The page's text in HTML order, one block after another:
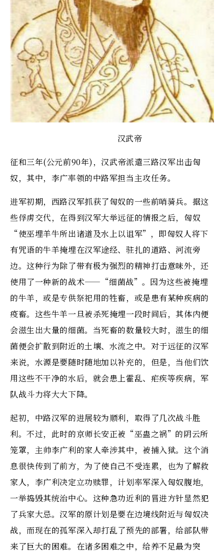
汉武帝
征和三年(公元前90年)，汉武帝派遣三路汉军出击匈
奴，其中，李广率领的中路军担当主攻任务。
进军初期，西路汉军抓获了匈奴的一些前哨骑兵。据这
些俘虏交代，在得到汉军大举远征的情报之后，匈奴
“使巫埋羊牛所出诸道及水上以诅军”，即匈奴人将下
有咒语的牛羊掩埋在汉军途经、驻扎的道路、河流旁
边。这种行为除了带有极为强烈的精神打击意味外，还
使用了一种新的战术——“细菌战”。因为这些被掩埋
的牛羊，或是专供祭祀用的牲畜，或是患有某种疾病的
疫畜。这些牛羊一旦被杀死掩埋一段时间后，其体内便
会滋生出大量的细菌。当死畜的数量较大时，滋生的细
菌便会扩散到附近的土壤、水流之中。对于远征的汉军
来说，水源是要随时随地加以补充的，但是，当他们饮
用这些不干净的水后，就会患上霍乱、疟疾等疾病，军
队战斗力将大大下降。
起初，中路汉军的进展较为顺利，取得了几次战斗胜
利。不过，此时的京师长安正被“巫蛊之祸”的阴云所
笼罩，主帅李广利的家人牵涉其中，被捕入狱。这个消
息很快传到了前方，为了使自己不受连累，也为了解救
家人，李广利决定立功赎罪，计划率军深入匈奴腹地，
一举捣毁其统治中心。这种急功近利的冒进方针显然犯
了兵家大忌。汉军的原计划是要在边境线附近与匈奴决
战，而现在的孤军深入却打乱了预先的部署，给部队带
来了巨大的困难。在诸多困难之中，给养不足最为突